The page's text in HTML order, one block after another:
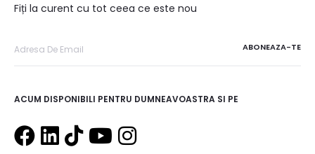
Fiți la curent cu tot ceea ce este nou
ACUM DISPONIBILI PENTRU DUMNEAVOASTRA SI PE